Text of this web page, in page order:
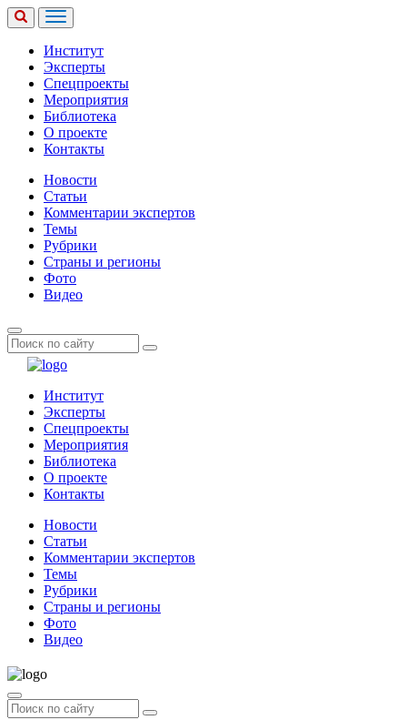
Институт
Эксперты
Спецпроекты
Мероприятия
Библиотека
О проекте
Контакты
Новости
Статьи
Комментарии экспертов
Темы
Рубрики
Страны и регионы
Фото
Видео
Институт
Эксперты
Спецпроекты
Мероприятия
Библиотека
О проекте
Контакты
Новости
Статьи
Комментарии экспертов
Темы
Рубрики
Страны и регионы
Фото
Видео